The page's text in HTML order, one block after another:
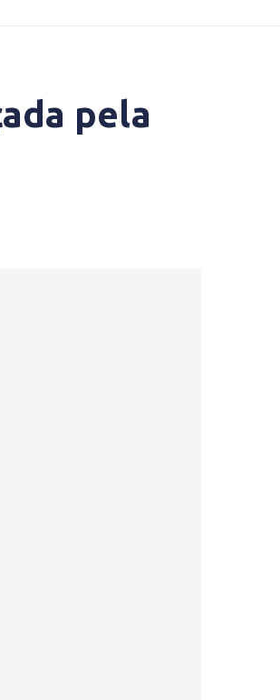
pela